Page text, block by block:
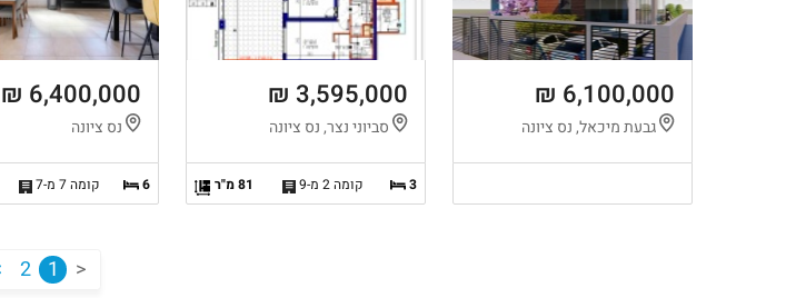
6,100,000 ₪
גבעת מיכאל, נס ציונה
3,595,000 ₪
סביוני נצר, נס ציונה
3 קומה 2 מ-9 81 מ"ר
6,400,000 ₪
נס ציונה
6 קומה 7 מ-7
>
1
2